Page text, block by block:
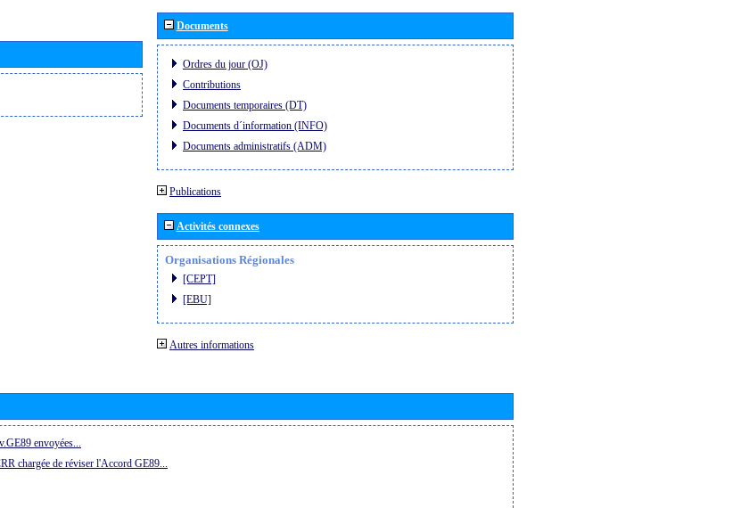
Documents
Ordres du jour (OJ)
Contributions
Documents temporaires (DT)
Documents d´information (INFO)
Documents administratifs (ADM)
Publications
Activités connexes
Organisations Régionales
[CEPT]
[EBU]
Autres informations
envoyées...
chargée de réviser l'Accord GE89...